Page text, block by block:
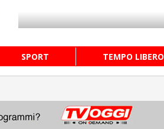
SPORT TEMPO LIBERO